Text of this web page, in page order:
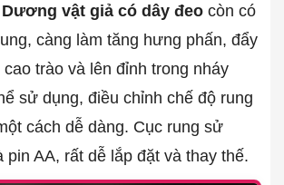
Dương vật giả có dây đeo còn có
càng làm tăng hưng phấn, đẩy
cao trào và lên đỉnh trong nháy
sử dụng, điều chỉnh chế độ rung
cách dễ dàng. Cục rung sử
pin AA, rất dễ lắp đặt và thay thế.